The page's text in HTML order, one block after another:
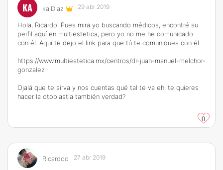
KA kaiDiaz 29 abr 2019
Hola, Ricardo. Pues mira yo buscando médicos, encontré su
perfil aquí en multiestetica, pero yo no me he comunicado
con él. Aquí te dejo el link para que tú te comuniques con él.
https://www.multiestetica.mx/centros/dr-juan-manuel-melchor-
gonzalez
Ojalá que te sirva y nos cuentas qué tal te va eh, te quieres
hacer la otoplastia también verdad?
0
Ricardoo 27 abr 2019